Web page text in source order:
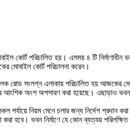
পরিচালিত হয়। এসময় ৪ টি নির্মাণাধীন
মোবাইল কোর্ট পরিচালনা করেন।
রোড সংলগ্ন এলাকায় পরিচালিত হয় আজকের
আংশিক অংশ অপসারণ করা হয়েছে। এছাড়াও
পর্যায়ে নিয়ম মেনে চলার জন্য নির্দেশ প্রদান
হবে। ভবন নির্মাণে যে কোন ব্যত্যয়